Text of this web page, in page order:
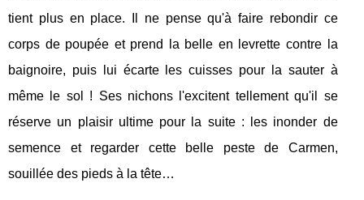
tient plus en place. Il ne pense qu'à faire rebondir ce
corps de poupée et prend la belle en levrette contre la
baignoire, puis lui écarte les cuisses pour la sauter à
même le sol ! Ses nichons l'excitent tellement qu'il se
réserve un plaisir ultime pour la suite : les inonder de
semence et regarder cette belle peste de Carmen,
souillée des pieds à la tête…